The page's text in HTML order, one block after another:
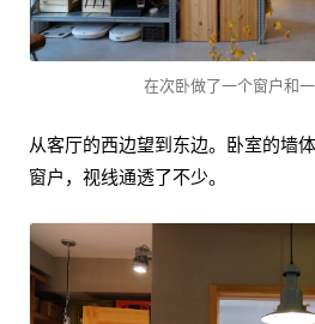
在次卧做了一个窗户和
从客厅的西边望到东边。卧室的墙
窗户，视线通透了不少。